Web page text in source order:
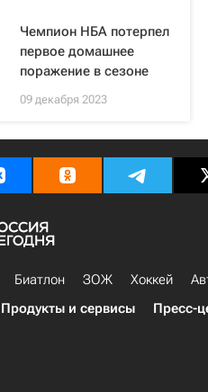
Чемпион НБА потерпел
первое домашнее
поражение в сезоне
09 декабря 2023
Биатлон ЗОЖ Хоккей
Продукты и сервисы Пресс-